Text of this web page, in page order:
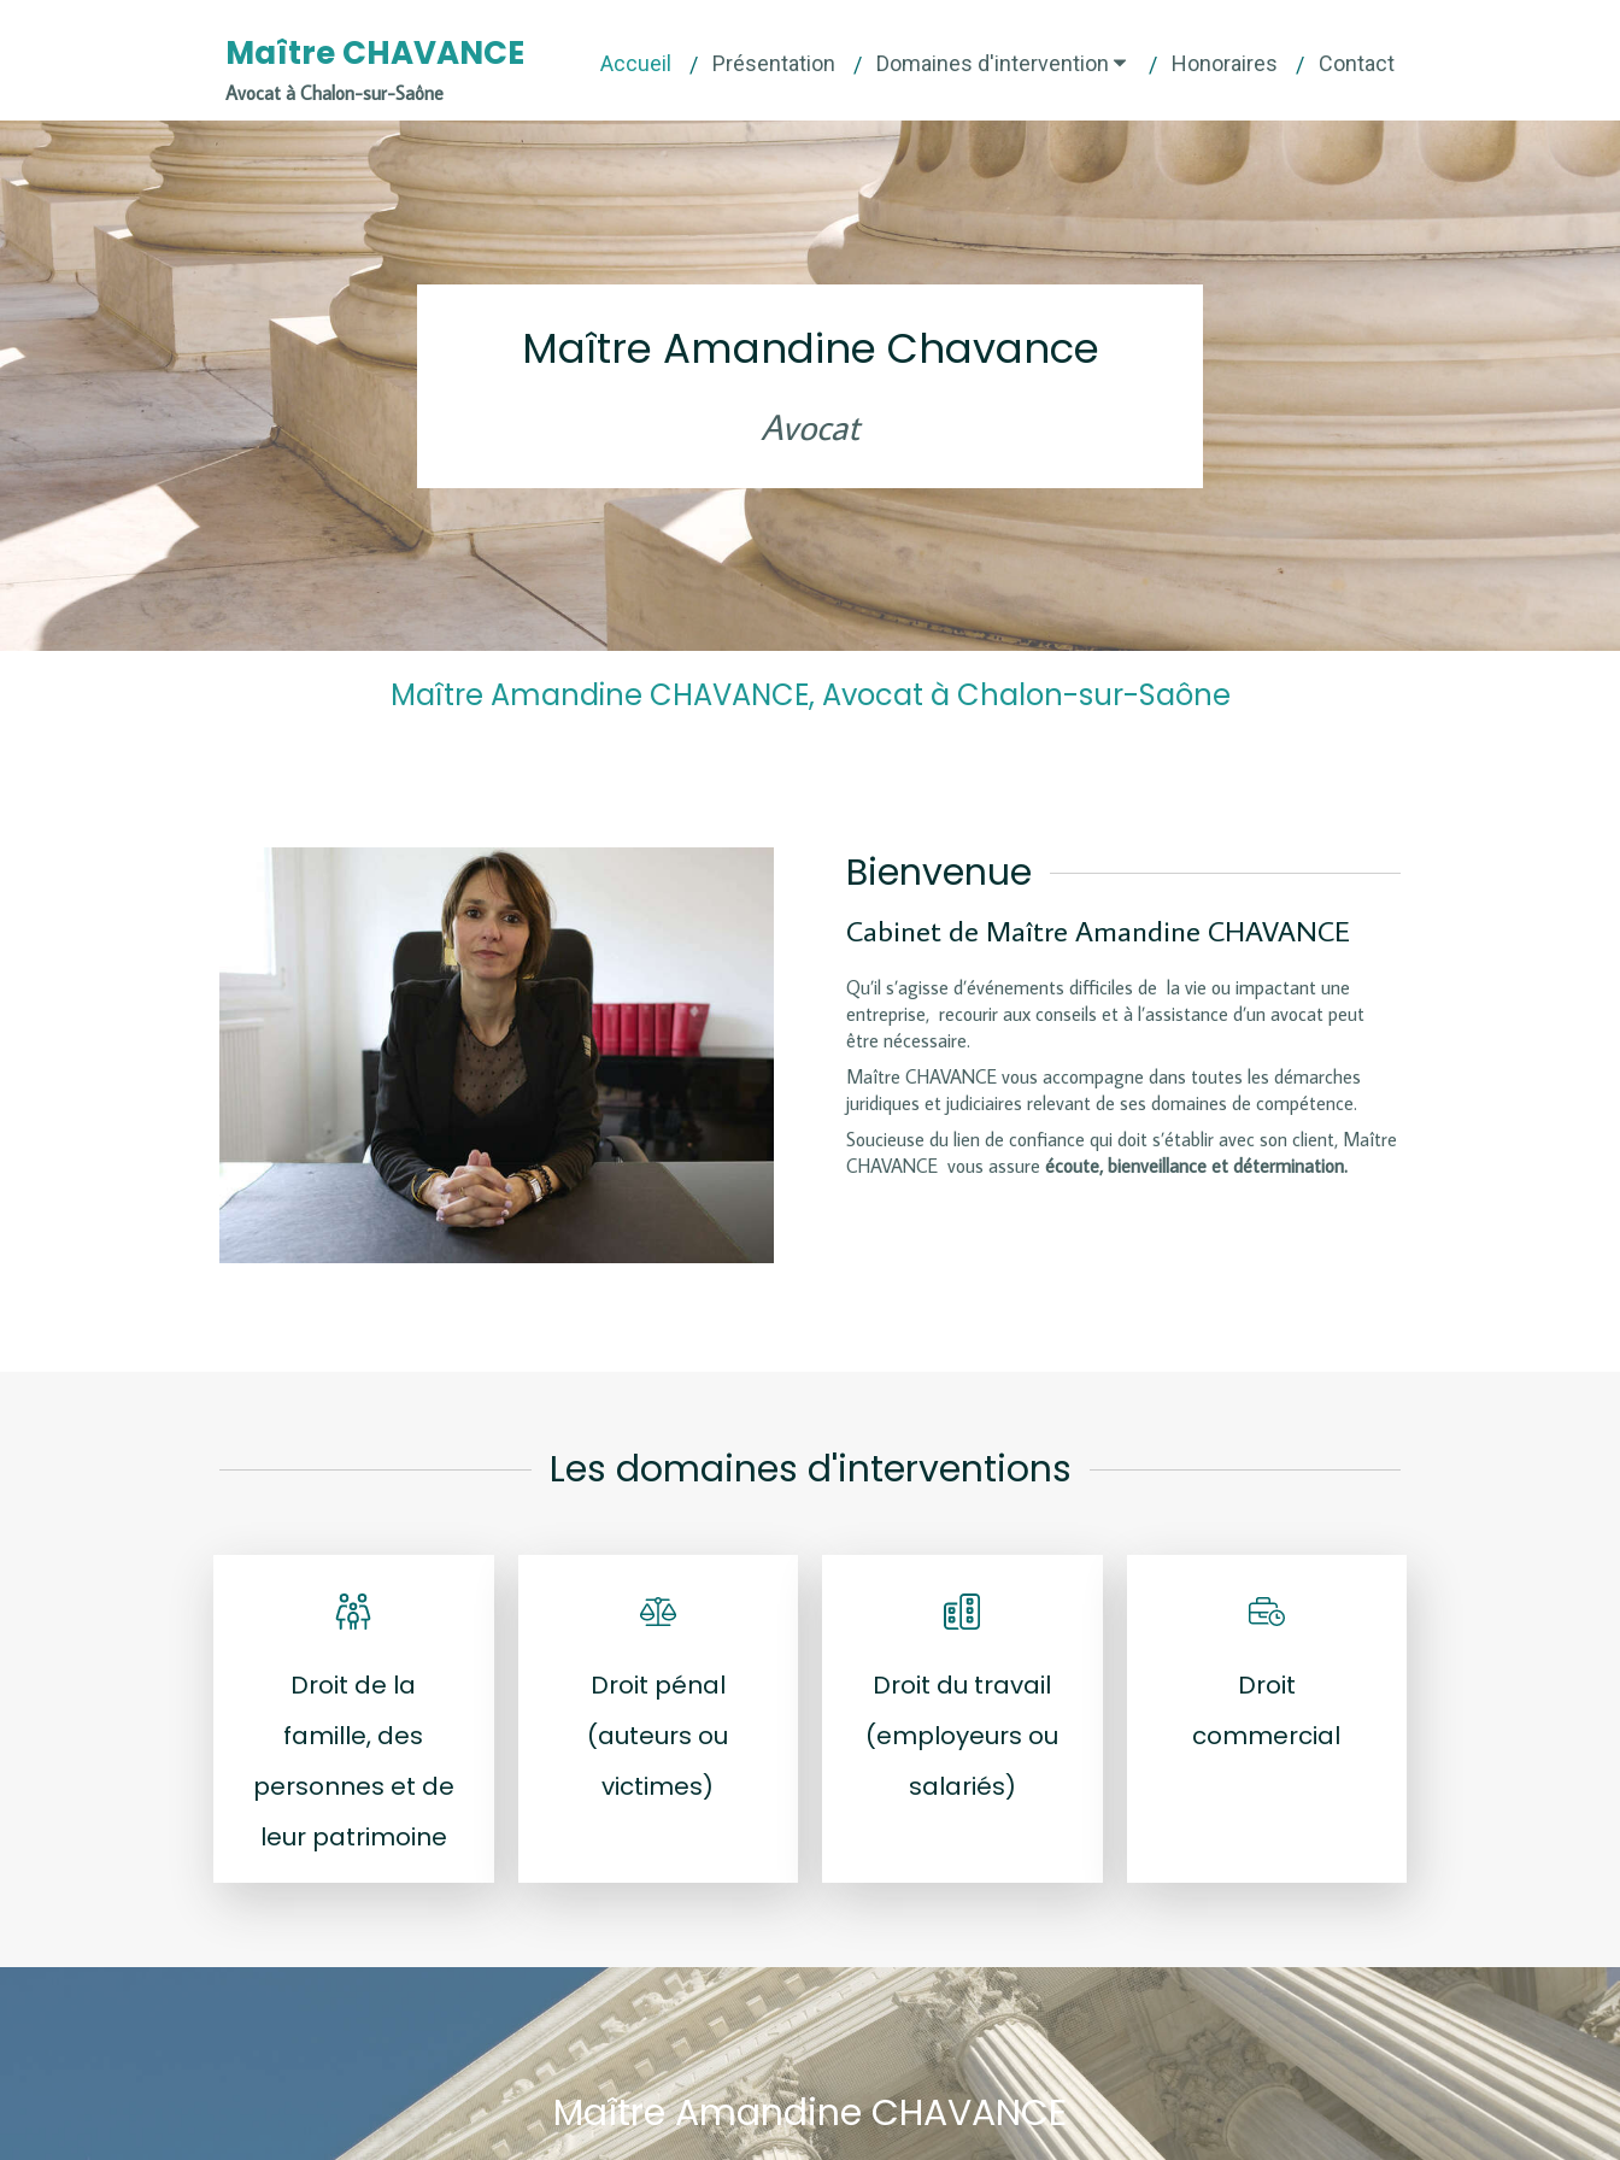
Accueil Présentation Domaines d'intervention Honoraires Contact
Maître CHAVANCE
Avocat à Chalon-sur-Saône
Maître Amandine Chavance
Avocat
Maître Amandine CHAVANCE, Avocat à Chalon-sur-Saône
Bienvenue
Cabinet de Maître Amandine CHAVANCE
Qu’il s’agisse d’événements difficiles de la vie ou impactant une
entreprise, recourir aux conseils et à l’assistance d’un avocat peut
être nécessaire.
Maître CHAVANCE vous accompagne dans toutes les démarches
juridiques et judiciaires relevant de ses domaines de compétence.
Soucieuse du lien de confiance qui doit s’établir avec son client, Maître
CHAVANCE vous assure écoute, bienveillance et détermination.
Les domaines d'interventions
Droit de la
famille, des
personnes et de
leur patrimoine
Droit pénal
(auteurs ou
victimes)
Droit du travail
(employeurs ou
salariés)
Droit
commercial
Maître Amandine CHAVANCE